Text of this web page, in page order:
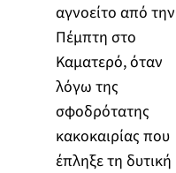
αγνοείτο από την
Πέμπτη στο
Καματερό, όταν
λόγω της
σφοδρότατης
κακοκαιρίας που
έπληξε τη δυτική